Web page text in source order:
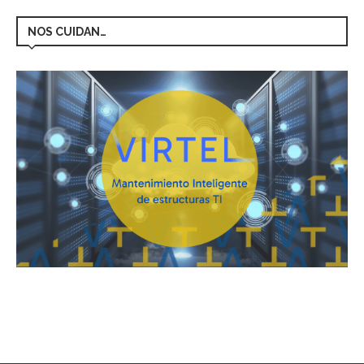
NOS CUIDAN…